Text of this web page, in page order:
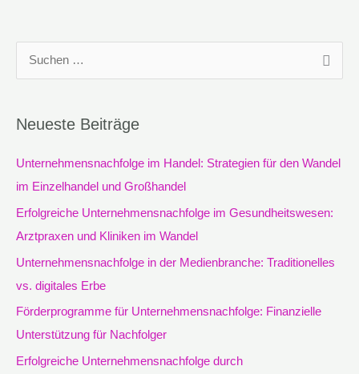
h
e
n
Neueste Beiträge
Unternehmensnachfolge im Handel: Strategien für den Wandel
im Einzelhandel und Großhandel
Erfolgreiche Unternehmensnachfolge im Gesundheitswesen:
Arztpraxen und Kliniken im Wandel
Unternehmensnachfolge in der Medienbranche: Traditionelles
vs. digitales Erbe
Förderprogramme für Unternehmensnachfolge: Finanzielle
Unterstützung für Nachfolger
Erfolgreiche Unternehmensnachfolge durch